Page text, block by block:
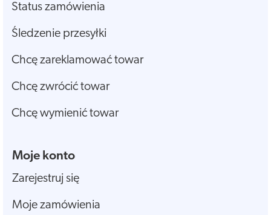
Status zamówienia
Śledzenie przesyłki
Chcę zareklamować towar
Chcę zwrócić towar
Chcę wymienić towar
Moje konto
Zarejestruj się
Moje zamówienia